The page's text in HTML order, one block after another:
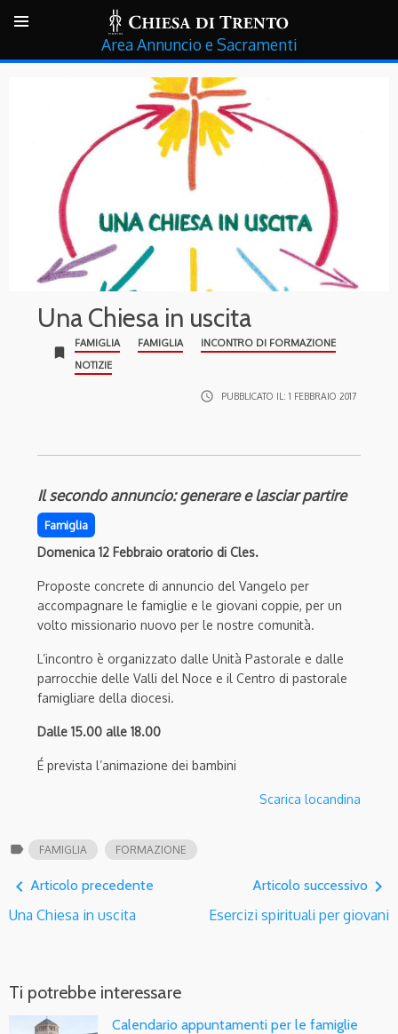
Annuncio e Sacramenti
Una Chiesa in uscita
bookmark
FAMIGLIA FAMIGLIA
INCONTRO DI FORMAZIONE
NOTIZIE
access_time PUBBLICATO IL: 1 FEBBRAIO 2017
Il secondo annuncio: generare e lasciar partire
Famiglia
Domenica 12 Febbraio oratorio di Cles.
Proposte concrete di annuncio del Vangelo per
accompagnare le famiglie e le giovani coppie, per un
volto missionario nuovo per le nostre comunità.
L’incontro è organizzato dalle Unità Pastorale e dalle
parrocchie delle Valli del Noce e il Centro di pastorale
famigliare della diocesi.
Dalle 15.00 alle 18.00
É prevista l’animazione dei bambini
Scarica locandina
label FAMIGLIA FORMAZIONE
navigate_before Articolo precedente
Una Chiesa in uscita
Articolo successivo navigate_next
Esercizi spirituali per giovani
Ti potrebbe interessare
Calendario appuntamenti per le famiglie